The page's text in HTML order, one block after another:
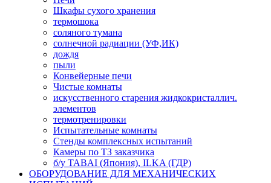
Шкафы сухого хранения
термошока
соляного тумана
солнечной радиации (УФ,ИК)
дождя
пыли
Конвейерные печи
Чистые комнаты
искусственного старения жидкокристаллич.
элементов
термотренировки
Испытательные комнаты
Стенды комплексных испытаний
Камеры по ТЗ заказчика
б/у TABAI (Япония), ILKA (ГДР)
ОБОРУДОВАНИЕ ДЛЯ МЕХАНИЧЕСКИХ